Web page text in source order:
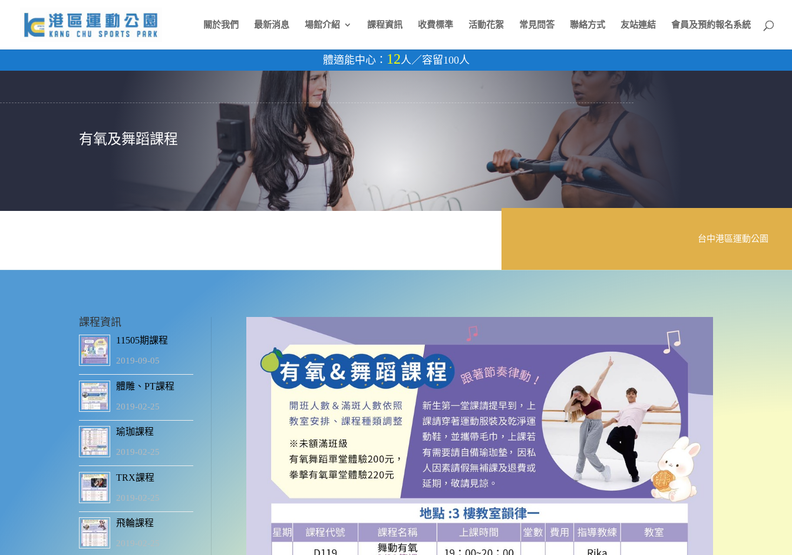
關於我們 最新消息 場館介紹 課程資訊 收費標準 活動花絮 常見問答 聯絡方式 友站連結 會員及預約報名系統
體適能中心： 12人／容留100人
有氧及舞蹈課程
台中港區運動公園
課程資訊
11505期課程
2019-09-05
體雕、PT課程
2019-02-25
瑜珈課程
2019-02-25
TRX課程
2019-02-25
飛輪課程
2019-02-25